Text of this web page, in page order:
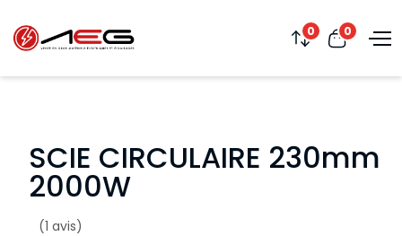
0 0
SCIE CIRCULAIRE 230mm
2000W
(1 avis)